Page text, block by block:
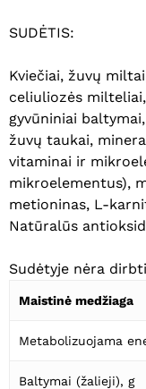
SUDĖTIS:
Kviečiai, žuvų
celiuliozės
gyvūniniai
žuvų taukai,
vitaminai ir
mikroelementus),
metioninas, L-
Natūralūs
Sudėtyje nėra
Maistinė medžiaga
Metabolizuojama
Baltymai (žalieji), g